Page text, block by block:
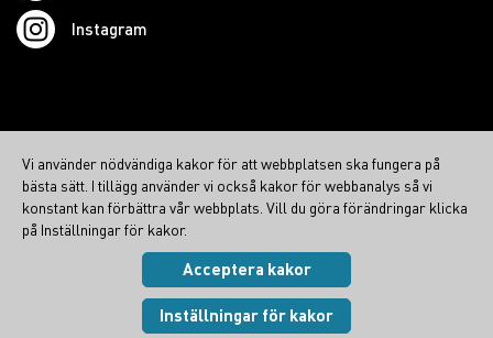
Instagram
northcom.no
northcom.dk
northcom.fi
Cookies
Visa inställningar
Vi använder nödvändiga kakor för att webbplatsen ska fungera på
bästa sätt. I tillägg använder vi också kakor för webbanalys så vi
konstant kan förbättra vår webbplats. Vill du göra förändringar klicka
på Inställningar för kakor.
Acceptera kakor
Inställningar för kakor